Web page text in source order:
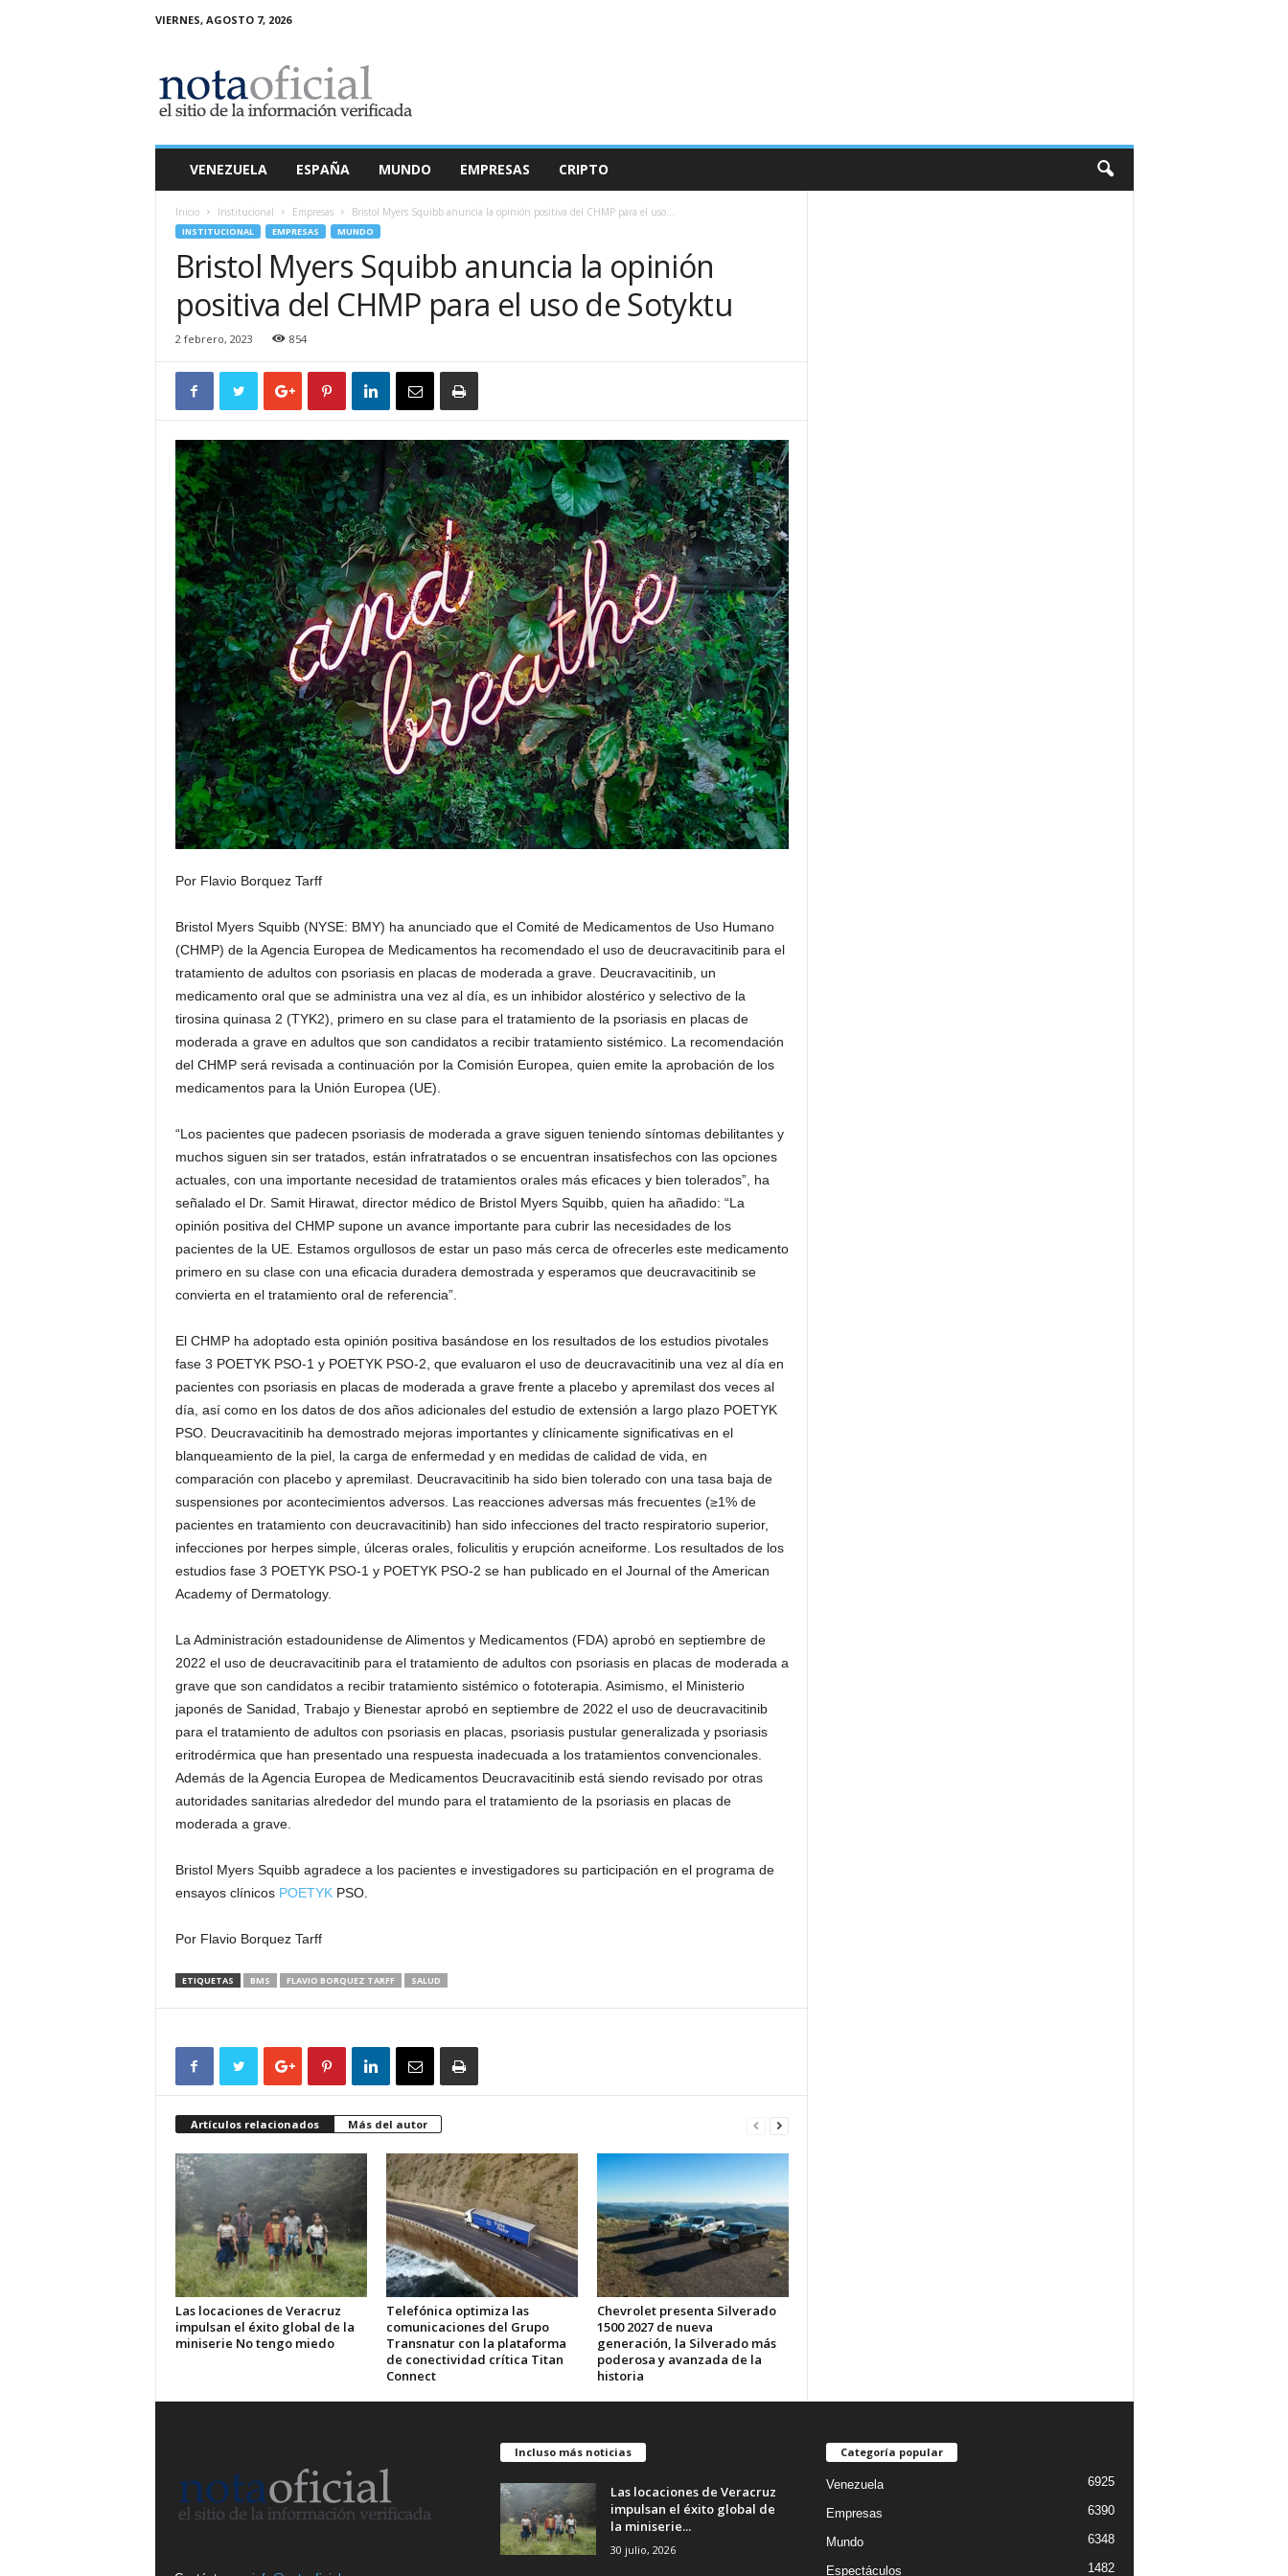
VIERNES, AGOSTO 7, 2026
a
O
VENEZUELA ESPAÑA MUNDO EMPRESAS CRIPTO
Inicio Institucional Empresas Bristol Myers Squibb anuncia la opinión positiva del CHMP para el uso...
INSTITUCIONAL EMPRESAS MUNDO
Bristol Myers Squibb anuncia la opinión
positiva del CHMP para el uso de Sotyktu
2 febrero, 2023 854
Por Flavio Borquez Tarff
Bristol Myers Squibb (NYSE: BMY) ha anunciado que el Comité de Medicamentos de Uso Humano
(CHMP) de la Agencia Europea de Medicamentos ha recomendado el uso de deucravacitinib para el
tratamiento de adultos con psoriasis en placas de moderada a grave. Deucravacitinib, un
medicamento oral que se administra una vez al día, es un inhibidor alostérico y selectivo de la
tirosina quinasa 2 (TYK2), primero en su clase para el tratamiento de la psoriasis en placas de
moderada a grave en adultos que son candidatos a recibir tratamiento sistémico. La recomendación
del CHMP será revisada a continuación por la Comisión Europea, quien emite la aprobación de los
medicamentos para la Unión Europea (UE).
“Los pacientes que padecen psoriasis de moderada a grave siguen teniendo síntomas debilitantes y
muchos siguen sin ser tratados, están infratratados o se encuentran insatisfechos con las opciones
actuales, con una importante necesidad de tratamientos orales más eficaces y bien tolerados”, ha
señalado el Dr. Samit Hirawat, director médico de Bristol Myers Squibb, quien ha añadido: “La
opinión positiva del CHMP supone un avance importante para cubrir las necesidades de los
pacientes de la UE. Estamos orgullosos de estar un paso más cerca de ofrecerles este medicamento
primero en su clase con una eficacia duradera demostrada y esperamos que deucravacitinib se
convierta en el tratamiento oral de referencia”.
El CHMP ha adoptado esta opinión positiva basándose en los resultados de los estudios pivotales
fase 3 POETYK PSO-1 y POETYK PSO-2, que evaluaron el uso de deucravacitinib una vez al día en
pacientes con psoriasis en placas de moderada a grave frente a placebo y apremilast dos veces al
día, así como en los datos de dos años adicionales del estudio de extensión a largo plazo POETYK
PSO. Deucravacitinib ha demostrado mejoras importantes y clínicamente significativas en el
blanqueamiento de la piel, la carga de enfermedad y en medidas de calidad de vida, en
comparación con placebo y apremilast. Deucravacitinib ha sido bien tolerado con una tasa baja de
suspensiones por acontecimientos adversos. Las reacciones adversas más frecuentes (≥1% de
pacientes en tratamiento con deucravacitinib) han sido infecciones del tracto respiratorio superior,
infecciones por herpes simple, úlceras orales, foliculitis y erupción acneiforme. Los resultados de los
estudios fase 3 POETYK PSO-1 y POETYK PSO-2 se han publicado en el Journal of the American
Academy of Dermatology.
La Administración estadounidense de Alimentos y Medicamentos (FDA) aprobó en septiembre de
2022 el uso de deucravacitinib para el tratamiento de adultos con psoriasis en placas de moderada a
grave que son candidatos a recibir tratamiento sistémico o fototerapia. Asimismo, el Ministerio
japonés de Sanidad, Trabajo y Bienestar aprobó en septiembre de 2022 el uso de deucravacitinib
para el tratamiento de adultos con psoriasis en placas, psoriasis pustular generalizada y psoriasis
eritrodérmica que han presentado una respuesta inadecuada a los tratamientos convencionales.
Además de la Agencia Europea de Medicamentos Deucravacitinib está siendo revisado por otras
autoridades sanitarias alrededor del mundo para el tratamiento de la psoriasis en placas de
moderada a grave.
Bristol Myers Squibb agradece a los pacientes e investigadores su participación en el programa de
ensayos clínicos POETYKPSO.
Por Flavio Borquez Tarff
ETIQUETAS BMS FLAVIO BORQUEZ TARFF SALUD
Artículos relacionados Más del autor
Las locaciones de Veracruz
impulsan el éxito global de la
miniserie No tengo miedo
Telefónica optimiza las
comunicaciones del Grupo
Transnatur con la plataforma
de conectividad crítica Titan
Connect
Chevrolet presenta Silverado
1500 2027 de nueva
generación, la Silverado más
poderosa y avanzada de la
historia
Incluso más noticias
Las locaciones de Veracruz
impulsan el éxito global de
la miniserie...
30 julio, 2026
Categoría popular
Venezuela 6925
Empresas 6390
Mundo 6348
Espectáculos 1482